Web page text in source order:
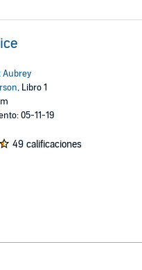
Aubrey
, Libro 1
05-11-19
49 calificaciones